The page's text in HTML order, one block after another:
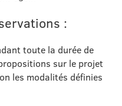
:
toute la durée de
sur le projet
les modalités définies